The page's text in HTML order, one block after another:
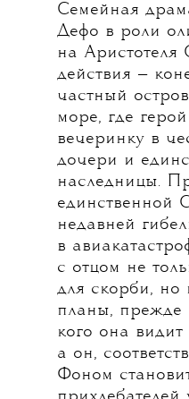
Семейная
Дефо в роли
на Аристотеля
действия —
частный
море, где
вечеринку в
дочери и
наследницы.
единственной
недавней
в
с отцом не
для скорби, но
планы, прежде
кого она
а он,
Фоном